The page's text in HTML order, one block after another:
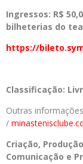
Ingressos: R$
bilheterias do
https://
Classificação:
Outras
/
Criação,
Comunicação e